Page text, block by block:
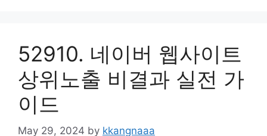
52910. 네이버 웹사이트
상위노출 비결과 실전 가
이드
May 29, 2024 by kkangnaaa